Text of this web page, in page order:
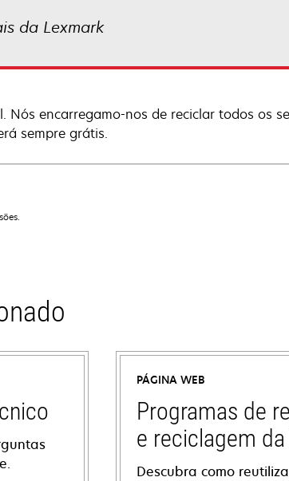
da Lexmark
encarregamo-nos de reciclar todos os
sempre grátis.
PÁGINA WEB
Programas de
e reciclagem
Descubra como